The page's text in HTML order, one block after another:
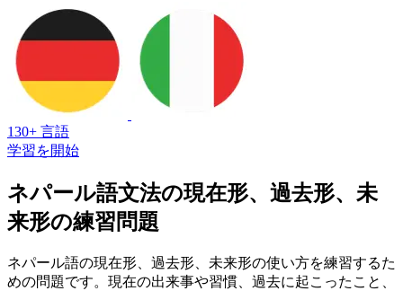
130+ 言語
学習を開始
ネパール語文法の現在形、過去形、未
来形の練習問題
ネパール語の現在形、過去形、未来形の使い方を練習するた
めの問題です。現在の出来事や習慣、過去に起こったこと、